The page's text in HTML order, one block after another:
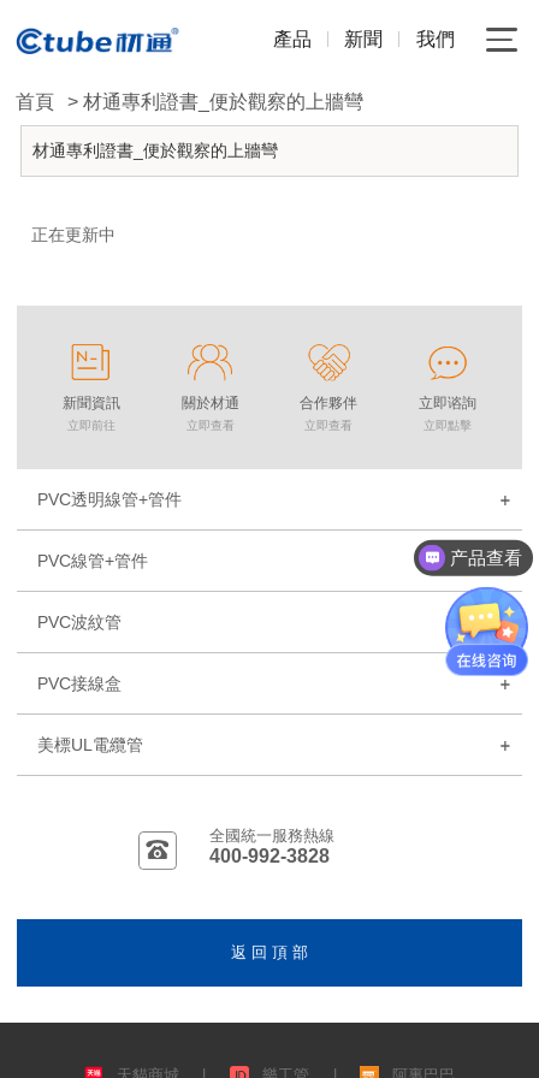
產品 新聞 我們
首頁 > 材通專利證書_便於觀察的上牆彎
材通專利證書_便於觀察的上牆彎
正在更新中
新聞資訊
立即前往
關於材通
立即查看
合作夥伴
立即查看
立即谘詢
立即點擊
PVC透明線管+管件
PVC線管+管件
PVC波紋管
PVC接線盒
美標UL電纜管
全國統一服務熱線
400-992-3828
返 回 頂 部
产品查看